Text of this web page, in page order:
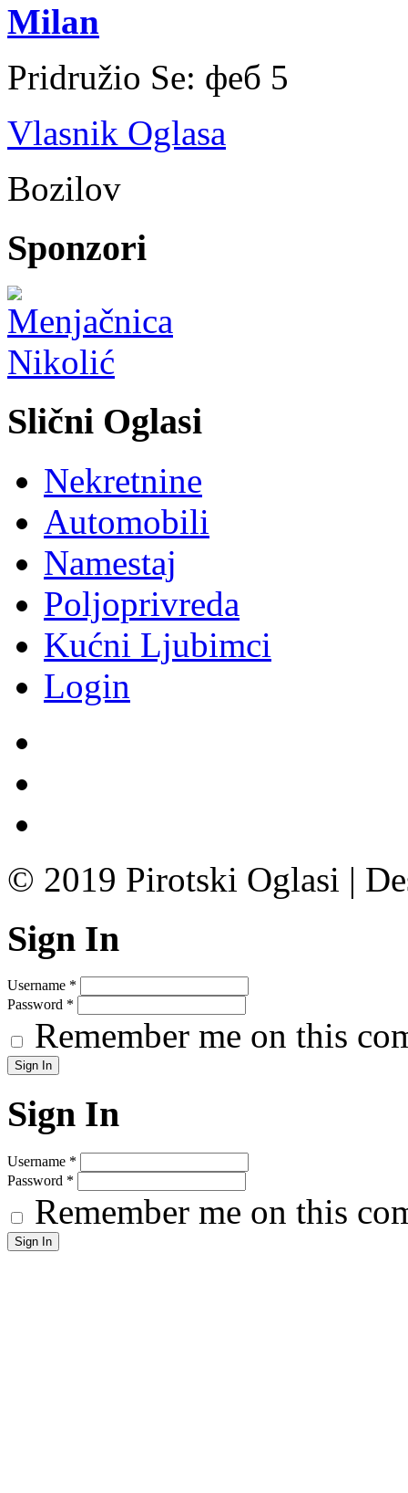
Milan
Pridružio Se: феб 5
Vlasnik Oglasa
Bozilov
Sponzori
Slični Oglasi
Nekretnine
Automobili
Namestaj
Poljoprivreda
Kućni Ljubimci
Login
© 2019 Pirotski Oglasi |
Sign In
Username *
Password *
Remember me on this
Sign In
Username *
Password *
Remember me on this